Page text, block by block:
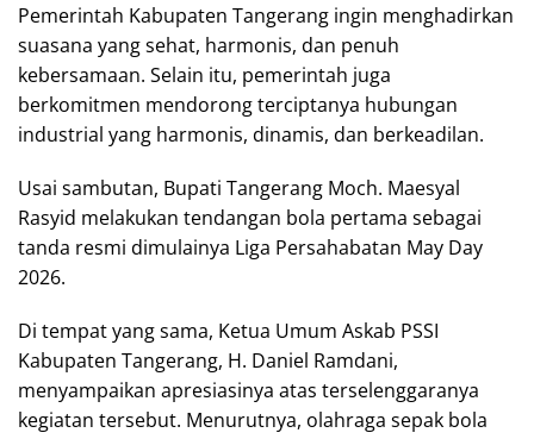
Pemerintah Kabupaten Tangerang ingin menghadirkan
suasana yang sehat, harmonis, dan penuh
kebersamaan. Selain itu, pemerintah juga
berkomitmen mendorong terciptanya hubungan
industrial yang harmonis, dinamis, dan berkeadilan.
Usai sambutan, Bupati Tangerang Moch. Maesyal
Rasyid melakukan tendangan bola pertama sebagai
tanda resmi dimulainya Liga Persahabatan May Day
2026.
Di tempat yang sama, Ketua Umum Askab PSSI
Kabupaten Tangerang, H. Daniel Ramdani,
menyampaikan apresiasinya atas terselenggaranya
kegiatan tersebut. Menurutnya, olahraga sepak bola